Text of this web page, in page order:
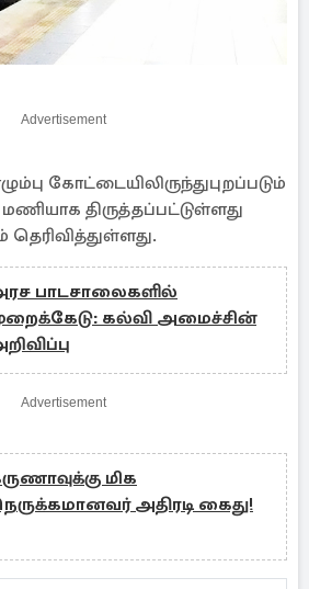
Advertisement
கோட்டையிலிருந்துபுறப்படும்
திருத்தப்பட்டுள்ளது
பாடசாலைகளில்
கல்வி அமைச்சின்
Advertisement
மிக
அதிரடி கைது!